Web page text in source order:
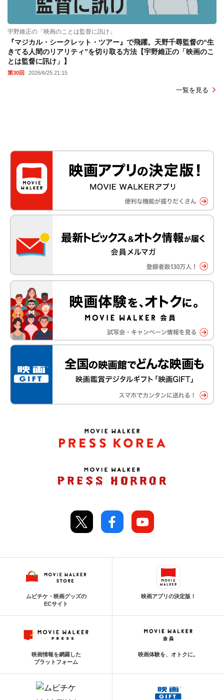
宇野維正の「映画のことは監督に訊け」
『マジカル・シークレット・ツアー』で飛躍。天野千尋監督の“生
きてる人間のリアリティ”を切り取る方法【宇野維正の「映画のこ
とは監督に訊け」】
第30回 2026/6/25 21:15
一覧を見る
ムビチケ・映画グッズの
ECサイト
映画アプリの決定版！
映画情報を網羅した
プラットフォーム
映画体験を、オトクに。